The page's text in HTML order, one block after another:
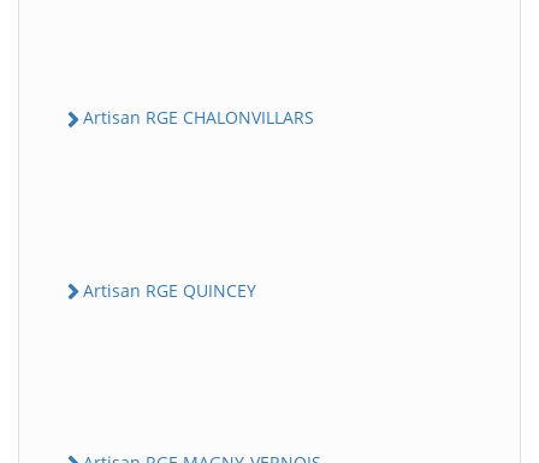
Artisan RGE CHALONVILLARS
Artisan RGE QUINCEY